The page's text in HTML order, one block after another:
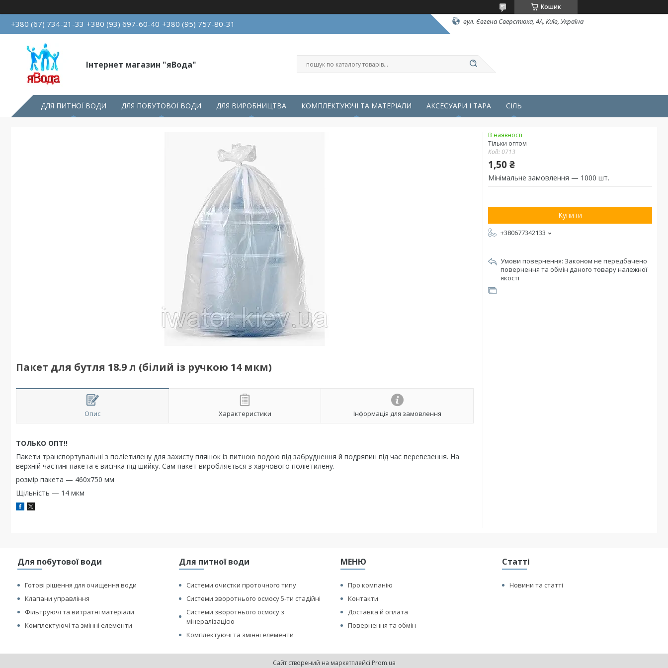
Кошик
+380 (67) 734-21-33 +380 (93) 697-60-40 +380 (95) 757-80-31 вул. Євгена Сверстюка, 4А, Київ, Україна
Інтернет магазин "яВода"
ДЛЯ ПИТНОЇ ВОДИ ДЛЯ ПОБУТОВОЇ ВОДИ ДЛЯ ВИРОБНИЦТВА КОМПЛЕКТУЮЧІ ТА МАТЕРІАЛИ АКСЕСУАРИ І ТАРА СІЛЬ
Пакет для бутля 18.9 л (білий із ручкою 14 мкм)
Опис Характеристики Інформація для замовлення
ТОЛЬКО ОПТ!!
Пакети транспортувальні з поліетилену для захисту пляшок із питною водою від забруднення й подряпин під час перевезення. На
верхній частині пакета є висічка під шийку. Сам пакет виробляється з харчового поліетилену.
розмір пакета — 460х750 мм
Щільність — 14 мкм
В наявності
Тільки оптом
Код: 0713
1,50 ₴
Мінімальне замовлення — 1000 шт.
Купити
+380677342133
Законом не передбачено
повернення та обмін даного товару належної
якості
Для побутової води
Готові рішення для очищення води
Клапани управління
Фільтруючі та витратні матеріали
Комплектуючі та змінні елементи
Для питної води
Системи очистки проточного типу
Системи зворотнього осмосу 5-ти стадійні
Системи зворотнього осмосу з
мінералізацією
Комплектуючі та змінні елементи
МЕНЮ
Про компанію
Контакти
Доставка й оплата
Повернення та обмін
Статті
Новини та статті
Сайт створений на маркетплейсі Prom.ua